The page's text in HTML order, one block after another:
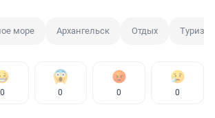
море Архангельск Отдых Туризм
0 0 0 0